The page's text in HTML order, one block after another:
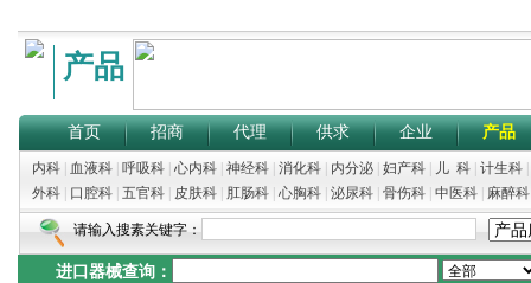
产品
首页 招商 代理 供求 企业 产品
内科| 血液科| 呼吸科| 心内科| 神经科| 消化科| 内分泌| 妇产科 儿 科| 计生科|
外科| 口腔科| 五官科| 皮肤科| 肛肠科| 心胸科| 泌尿科| 骨伤科| 中医科| 麻醉科
请输入搜素关键字：
进口器械查询：